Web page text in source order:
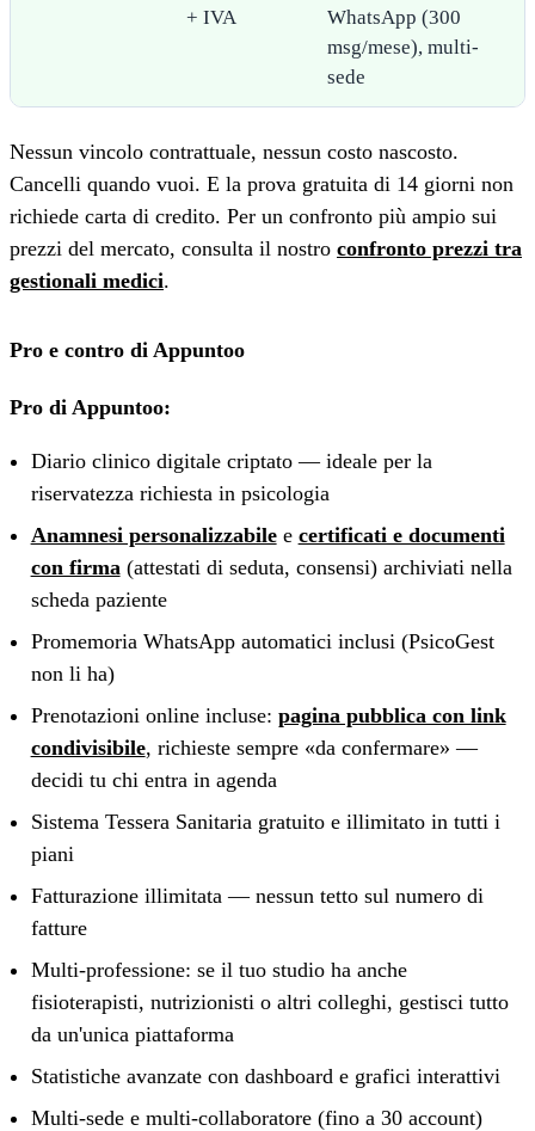
+ IVA
WhatsApp (300
msg/mese), multi-
sede
Nessun vincolo contrattuale, nessun costo nascosto.
Cancelli quando vuoi. E la prova gratuita di 14 giorni non
richiede carta di credito. Per un confronto più ampio sui
prezzi del mercato, consulta il nostro confronto prezzi tra
gestionali medici.
Pro e contro di Appuntoo
Pro di Appuntoo:
Diario clinico digitale criptato — ideale per la
riservatezza richiesta in psicologia
Anamnesi personalizzabilee certificati e documenti
con firma (attestati di seduta, consensi) archiviati nella
scheda paziente
Promemoria WhatsApp automatici inclusi (PsicoGest
non li ha)
Prenotazioni online incluse: pagina pubblica con link
condivisibile, richieste sempre «da confermare» —
decidi tu chi entra in agenda
Sistema Tessera Sanitaria gratuito e illimitato in tutti i
piani
Fatturazione illimitata — nessun tetto sul numero di
fatture
Multi-professione: se il tuo studio ha anche
fisioterapisti, nutrizionisti o altri colleghi, gestisci tutto
da un'unica piattaforma
Statistiche avanzate con dashboard e grafici interattivi
Multi-sede e multi-collaboratore (fino a 30 account)